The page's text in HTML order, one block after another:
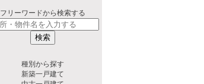
フリーワードから検索する
検索
種別から探す
新築一戸建て